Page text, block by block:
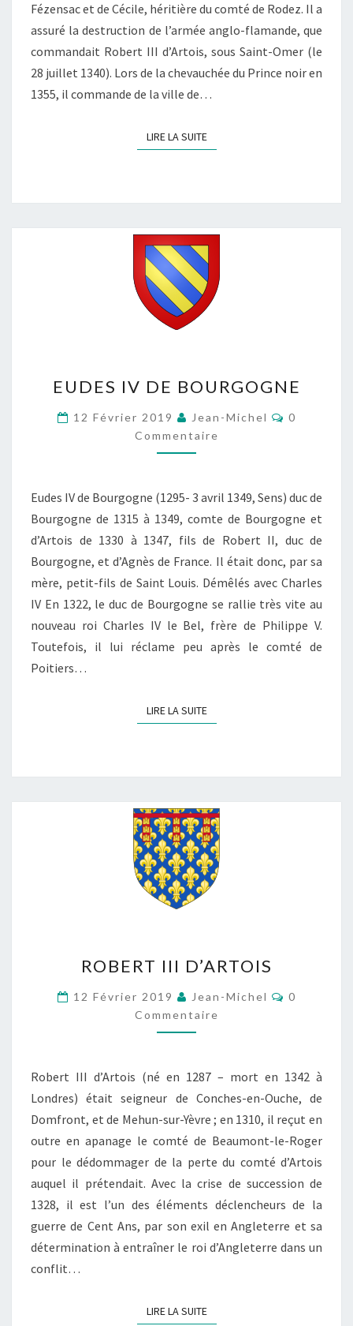
Fézensac et de Cécile, héritière du comté de Rodez. Il a
assuré la destruction de l’armée anglo-flamande, que
commandait Robert III d’Artois, sous Saint-Omer (le
28 juillet 1340). Lors de la chevauchée du Prince noir en
1355, il commande de la ville de…
LIRE LA SUITELIRE LA SUITE
IV
DE
BOURGOGNE
EUDES IV DE BOURGOGNE
12 Février 2019 Jean-Michel
0
Commentaire
Eudes IV de Bourgogne (1295- 3 avril 1349, Sens) duc de
Bourgogne de 1315 à 1349, comte de Bourgogne et
d’Artois de 1330 à 1347, fils de Robert II, duc de
Bourgogne, et d’Agnès de France. Il était donc, par sa
mère, petit-fils de Saint Louis. Démêlés avec Charles
IV En 1322, le duc de Bourgogne se rallie très vite au
nouveau roi Charles IV le Bel, frère de Philippe V.
Toutefois, il lui réclame peu après le comté de
Poitiers…
LIRE LA SUITELIRE LA SUITE
III
D’ARTOIS
ROBERT III D’ARTOIS
12 Février 2019 Jean-Michel
0
Commentaire
Robert III d’Artois (né en 1287 – mort en 1342 à
Londres) était seigneur de Conches-en-Ouche, de
Domfront, et de Mehun-sur-Yèvre ; en 1310, il reçut en
outre en apanage le comté de Beaumont-le-Roger
pour le dédommager de la perte du comté d’Artois
auquel il prétendait. Avec la crise de succession de
1328, il est l’un des éléments déclencheurs de la
guerre de Cent Ans, par son exil en Angleterre et sa
détermination à entraîner le roi d’Angleterre dans un
conflit…
LIRE LA SUITELIRE LA SUITE